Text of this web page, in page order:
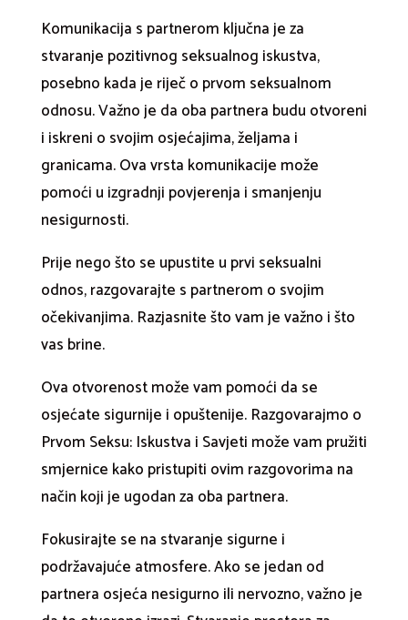
Komunikacija s partnerom ključna je za
stvaranje pozitivnog seksualnog iskustva,
posebno kada je riječ o prvom seksualnom
odnosu. Važno je da oba partnera budu otvoreni
i iskreni o svojim osjećajima, željama i
granicama. Ova vrsta komunikacije može
pomoći u izgradnji povjerenja i smanjenju
nesigurnosti.
Prije nego što se upustite u prvi seksualni
odnos, razgovarajte s partnerom o svojim
očekivanjima. Razjasnite što vam je važno i što
vas brine.
Ova otvorenost može vam pomoći da se
osjećate sigurnije i opuštenije. Razgovarajmo o
Prvom Seksu: Iskustva i Savjeti može vam pružiti
smjernice kako pristupiti ovim razgovorima na
način koji je ugodan za oba partnera.
Fokusirajte se na stvaranje sigurne i
podržavajuće atmosfere. Ako se jedan od
partnera osjeća nesigurno ili nervozno, važno je